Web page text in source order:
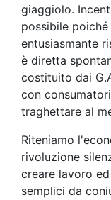
giaggiolo.
possibile
entusiasmante
è diretta
costituito dai
con
traghettare al
Riteniamo
rivoluzione
creare lavoro
semplici da